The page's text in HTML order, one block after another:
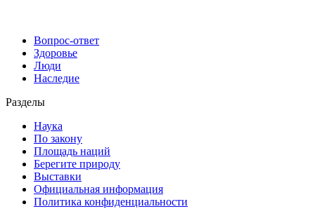
Вопрос-ответ
Здоровье
Люди
Наследие
Разделы
Наука
По закону
Площадь наций
Берегите природу
Выставки
Официальная информация
Политика конфиденциальности